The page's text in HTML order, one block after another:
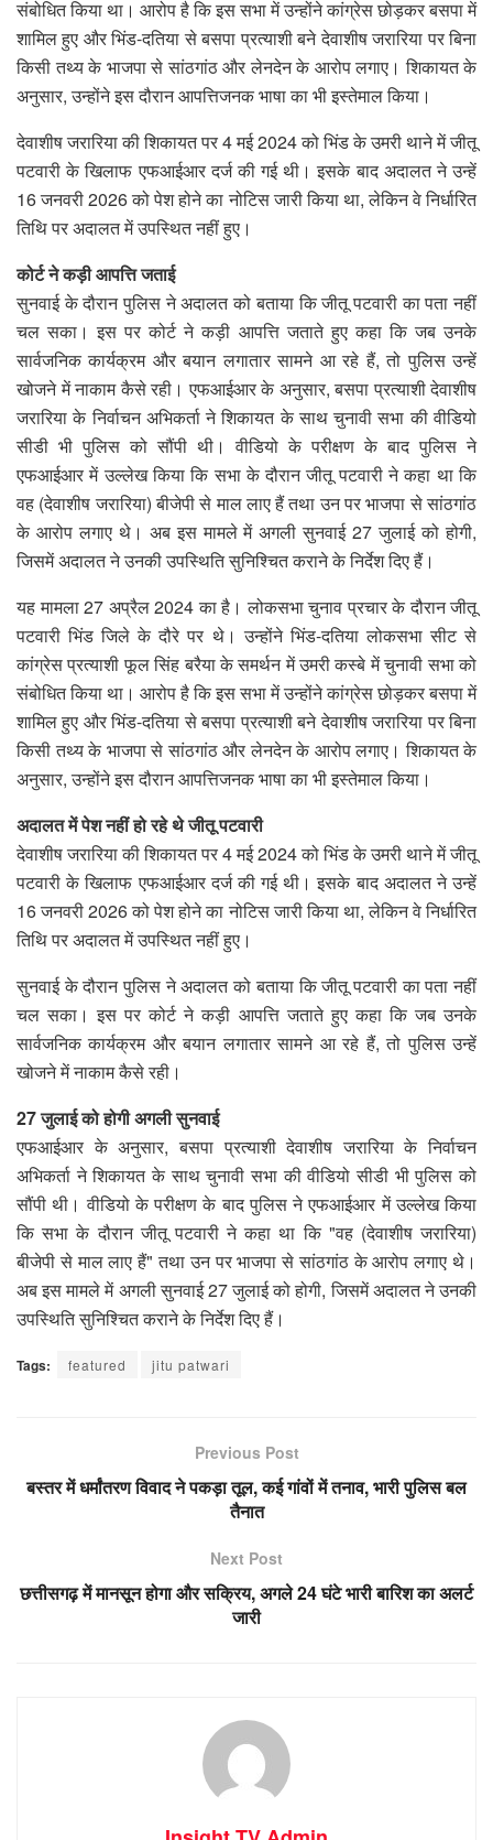
संबोधित किया था। आरोप है कि इस सभा में उन्होंने कांग्रेस छोड़कर बसपा में
शामिल हुए और भिंड-दतिया से बसपा प्रत्याशी बने देवाशीष जरारिया पर बिना
किसी तथ्य के भाजपा से सांठगांठ और लेनदेन के आरोप लगाए। शिकायत के
अनुसार, उन्होंने इस दौरान आपत्तिजनक भाषा का भी इस्तेमाल किया।
देवाशीष जरारिया की शिकायत पर 4 मई 2024 को भिंड के उमरी थाने में जीतू
पटवारी के खिलाफ एफआईआर दर्ज की गई थी। इसके बाद अदालत ने उन्हें
16 जनवरी 2026 को पेश होने का नोटिस जारी किया था, लेकिन वे निर्धारित
तिथि पर अदालत में उपस्थित नहीं हुए।
कोर्ट ने कड़ी आपत्ति जताई
सुनवाई के दौरान पुलिस ने अदालत को बताया कि जीतू पटवारी का पता नहीं
चल सका। इस पर कोर्ट ने कड़ी आपत्ति जताते हुए कहा कि जब उनके
सार्वजनिक कार्यक्रम और बयान लगातार सामने आ रहे हैं, तो पुलिस उन्हें
खोजने में नाकाम कैसे रही। एफआईआर के अनुसार, बसपा प्रत्याशी देवाशीष
जरारिया के निर्वाचन अभिकर्ता ने शिकायत के साथ चुनावी सभा की वीडियो
सीडी भी पुलिस को सौंपी थी। वीडियो के परीक्षण के बाद पुलिस ने
एफआईआर में उल्लेख किया कि सभा के दौरान जीतू पटवारी ने कहा था कि
वह (देवाशीष जरारिया) बीजेपी से माल लाए हैं तथा उन पर भाजपा से सांठगांठ
के आरोप लगाए थे। अब इस मामले में अगली सुनवाई 27 जुलाई को होगी,
जिसमें अदालत ने उनकी उपस्थिति सुनिश्चित कराने के निर्देश दिए हैं।
यह मामला 27 अप्रैल 2024 का है। लोकसभा चुनाव प्रचार के दौरान जीतू
पटवारी भिंड जिले के दौरे पर थे। उन्होंने भिंड-दतिया लोकसभा सीट से
कांग्रेस प्रत्याशी फूल सिंह बरैया के समर्थन में उमरी कस्बे में चुनावी सभा को
संबोधित किया था। आरोप है कि इस सभा में उन्होंने कांग्रेस छोड़कर बसपा में
शामिल हुए और भिंड-दतिया से बसपा प्रत्याशी बने देवाशीष जरारिया पर बिना
किसी तथ्य के भाजपा से सांठगांठ और लेनदेन के आरोप लगाए। शिकायत के
अनुसार, उन्होंने इस दौरान आपत्तिजनक भाषा का भी इस्तेमाल किया।
अदालत में पेश नहीं हो रहे थे जीतू पटवारी
देवाशीष जरारिया की शिकायत पर 4 मई 2024 को भिंड के उमरी थाने में जीतू
पटवारी के खिलाफ एफआईआर दर्ज की गई थी। इसके बाद अदालत ने उन्हें
16 जनवरी 2026 को पेश होने का नोटिस जारी किया था, लेकिन वे निर्धारित
तिथि पर अदालत में उपस्थित नहीं हुए।
सुनवाई के दौरान पुलिस ने अदालत को बताया कि जीतू पटवारी का पता नहीं
चल सका। इस पर कोर्ट ने कड़ी आपत्ति जताते हुए कहा कि जब उनके
सार्वजनिक कार्यक्रम और बयान लगातार सामने आ रहे हैं, तो पुलिस उन्हें
खोजने में नाकाम कैसे रही।
27 जुलाई को होगी अगली सुनवाई
एफआईआर के अनुसार, बसपा प्रत्याशी देवाशीष जरारिया के निर्वाचन
अभिकर्ता ने शिकायत के साथ चुनावी सभा की वीडियो सीडी भी पुलिस को
सौंपी थी। वीडियो के परीक्षण के बाद पुलिस ने एफआईआर में उल्लेख किया
कि सभा के दौरान जीतू पटवारी ने कहा था कि "वह (देवाशीष जरारिया)
बीजेपी से माल लाए हैं" तथा उन पर भाजपा से सांठगांठ के आरोप लगाए थे।
अब इस मामले में अगली सुनवाई 27 जुलाई को होगी, जिसमें अदालत ने उनकी
उपस्थिति सुनिश्चित कराने के निर्देश दिए हैं।
Tags: featured jitu patwari
Previous Post
बस्तर में धर्मांतरण विवाद ने पकड़ा तूल, कई गांवों में तनाव, भारी पुलिस बल
तैनात
Next Post
छत्तीसगढ़ में मानसून होगा और सक्रिय, अगले 24 घंटे भारी बारिश का अलर्ट
जारी